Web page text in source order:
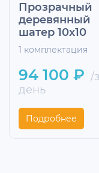
Прозрачный
деревянный
шатер 10x10
1 комплектация
94 100 ₽ /
день
Подробнее